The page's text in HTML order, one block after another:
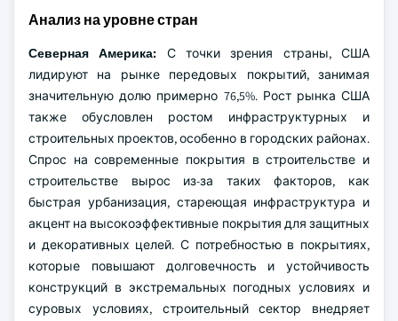
Анализ на уровне стран
Северная Америка: С точки зрения страны, США
лидируют на рынке передовых покрытий, занимая
значительную долю примерно 76,5%. Рост рынка США
также обусловлен ростом инфраструктурных и
строительных проектов, особенно в городских районах.
Спрос на современные покрытия в строительстве и
строительстве вырос из-за таких факторов, как
быстрая урбанизация, стареющая инфраструктура и
акцент на высокоэффективные покрытия для защитных
и декоративных целей. С потребностью в покрытиях,
которые повышают долговечность и устойчивость
конструкций в экстремальных погодных условиях и
суровых условиях, строительный сектор внедряет